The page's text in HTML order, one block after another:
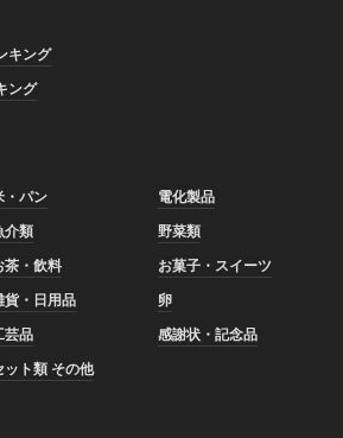
キング
ング
・パン
電化製品
介類
野菜類
茶・飲料
お菓子・スイーツ
貨・日用品
卵
芸品
感謝状・記念品
ット類 その他